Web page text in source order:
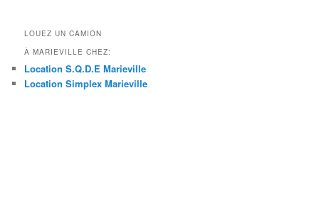
LOUEZ UN CAMION
À MARIEVILLE CHEZ:
Location S.Q.D.E Marieville
Location Simplex Marieville